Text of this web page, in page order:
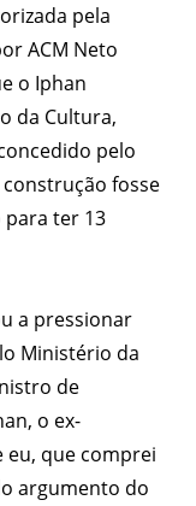
pela
ACM Neto
o Iphan
da Cultura,
pelo
fosse
para ter 13
a pressionar
Ministério da
de
o ex-
eu, que comprei
argumento do